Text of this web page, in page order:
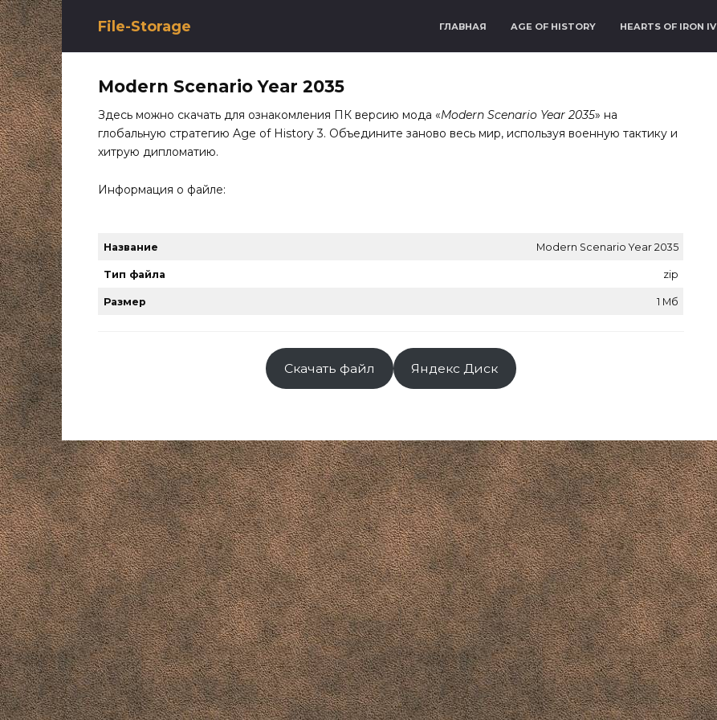
Перейти
к
содержанию
File-Storage ГЛАВНАЯ AGE OF HISTORY HEARTS OF IRON IV
Modern Scenario Year 2035
Здесь можно скачать для ознакомления ПК версию мода «Modern Scenario Year 2035» на
глобальную стратегию Age of History 3. Объедините заново весь мир, используя военную тактику и
хитрую дипломатию.
Информация о файле:
Название Modern Scenario Year 2035
Тип файла zip
Размер 1 Мб
Скачать файл Яндекс Диск